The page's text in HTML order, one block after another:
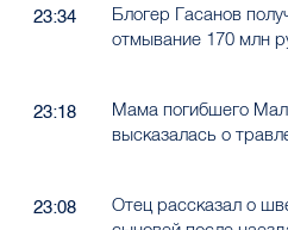
23:34
Блогер Гасанов
отмывание 170 млн
23:18
Мама погибшего
высказалась о
23:08
Отец рассказал о